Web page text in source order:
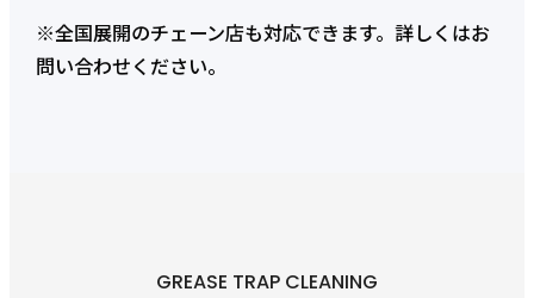
※全国展開のチェーン店も対応できます。詳しくはお
問い合わせください。
GREASE TRAP CLEANING